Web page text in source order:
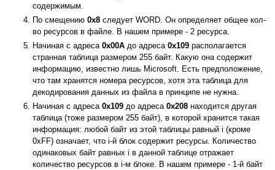
содержимым.
По смещению 0x8 следует WORD. Он определяет общее кол-
во ресурсов в файле. В нашем примере - 2 ресурса.
Начиная с адреса 0x00A до адреса 0x109 располагается
странная таблица размером 255 байт. Какую она содержит
информацию, известно лишь Microsoft. Есть предположение,
что там хранятся номера ресурсов, хотя эта таблица для
декодирования данных из файла в принципе не нужна.
Начиная с адреса 0x109 до адреса 0x208 находится другая
таблица (тоже размером 255 байт), в которой хранится такая
информация: любой байт из этой таблицы равный i (кроме
0xFF) означает, что i-й блок содержит ресурсы. Количество
одинаковых байт равных i в данной таблице отражает
количество ресурсов в i-м блоке. В нашем примере - 1-й байт